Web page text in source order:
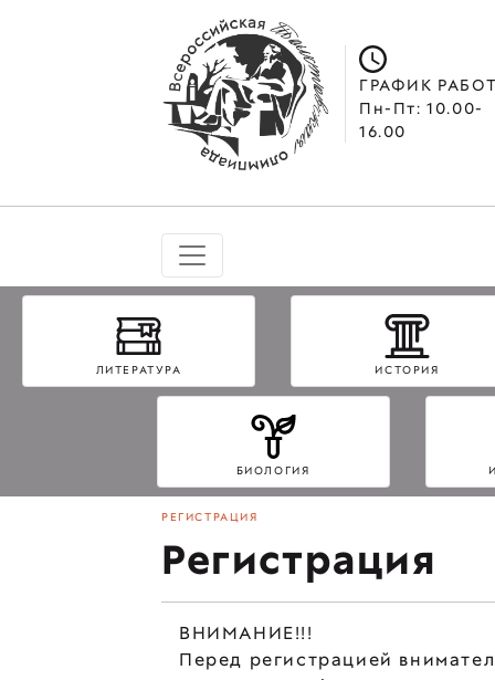
ГРАФИК
Пн-Пт: 10.00-
16.00
ЛИТЕРАТУРА ИСТОРИЯ
БИОЛОГИЯ
РЕГИСТРАЦИЯ
Регистрация
ВНИМАНИЕ!!!
Перед регистрацией